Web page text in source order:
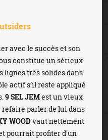
avec le succès et son
constitue un sérieux
lignes très solides dans
actif s’il reste appliqué
9 SEL JEMest un vieux
refaire parler de lui dans
WOOD vaut nettement
pourrait profiter d’un